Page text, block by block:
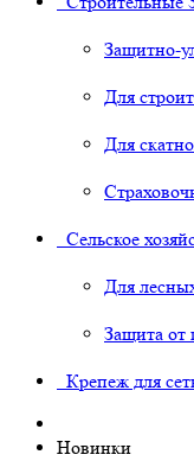
Защитно-
Для
Для
Сельское
Для
Защита от
Крепеж для
Новинки